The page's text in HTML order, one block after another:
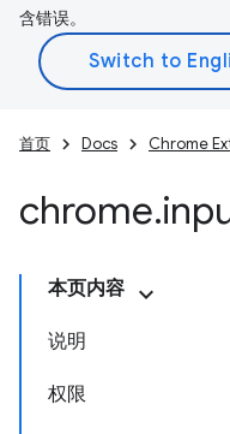
含错误。
首页 Docs Chrome
chrome.
本页内容
说明
权限